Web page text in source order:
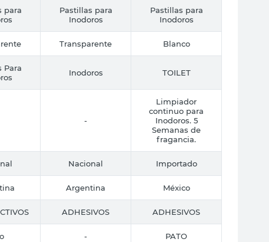
para
Pastillas para
Inodoros
Pastillas para
Inodoros
Transparente Blanco
Para
Inodoros TOILET
-
Limpiador
continuo para
Inodoros. 5
Semanas de
fragancia.
Nacional Importado
Argentina México
ADHESIVOS ADHESIVOS
- PATO